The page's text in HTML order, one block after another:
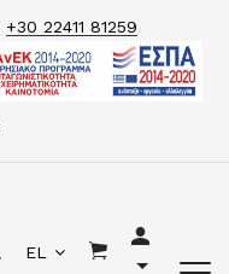
+30 22411 81259
EL